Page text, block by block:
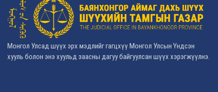
Монгол Улсад шүүх эрх мэдлийг гагцхүү Монгол Улсын Үндсэн
хууль болон энэ хуульд заасны дагуу байгуулсан шүүх хэрэгжүүлнэ.